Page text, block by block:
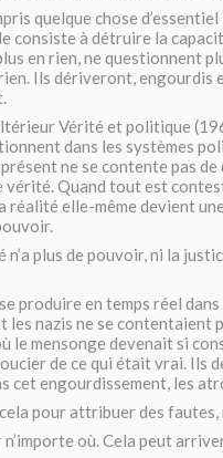
quelque chose
consiste à détruire la
en rien, ne questionnent
Ils dériveront, engourdis
Vérité et politique
dans les systèmes
ne se contente pas
vérité. Quand tout est
réalité elle-même devient
plus de pouvoir, ni la
produire en temps réel
les nazis ne se contentaient
le mensonge devenait si
de ce qui était vrai. Ils
cet engourdissement, les
cela pour attribuer des
où. Cela peut